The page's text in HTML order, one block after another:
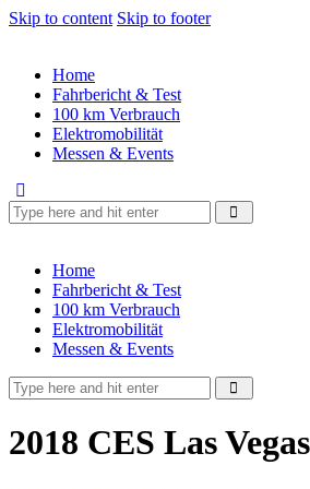
Skip to content Skip to footer
Home
Fahrbericht & Test
100 km Verbrauch
Elektromobilität
Messen & Events
Home
Fahrbericht & Test
100 km Verbrauch
Elektromobilität
Messen & Events
2018 CES Las